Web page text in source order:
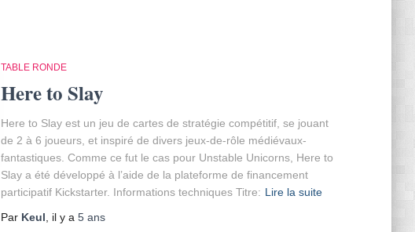
TABLE RONDE
Here to Slay
Here to Slay est un jeu de cartes de stratégie compétitif, se jouant
de 2 à 6 joueurs, et inspiré de divers jeux-de-rôle médiévaux-
fantastiques. Comme ce fut le cas pour Unstable Unicorns, Here to
Slay a été développé à l’aide de la plateforme de financement
participatif Kickstarter. Informations techniques Titre: Lire la suite
Par Keul, il y a 5 ans